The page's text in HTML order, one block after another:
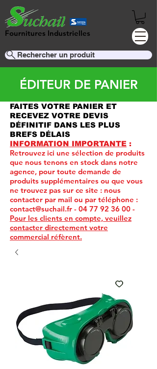
Fournitures Industrielles
Rechercher un produit
ÉDITEUR DE PANIER
FAITES VOTRE PANIER ET
RECEVEZ VOTRE DEVIS
DÉFINITIF DANS LES PLUS
BREFS DÉLAIS
INFORMATION IMPORTANTE :
Retrouvez ici une sélection de produits
que nous tenons en stock dans notre
agence, pour toute demande de
produits supplémentaires ou que vous
ne trouvez pas sur ce site : nous
contacter par mail ou par téléphone :
contact@suchail.fr - 04 77 92 36 00 -
Pour les clients en compte, veuillez
contacter directement votre
commercial réfèrent.